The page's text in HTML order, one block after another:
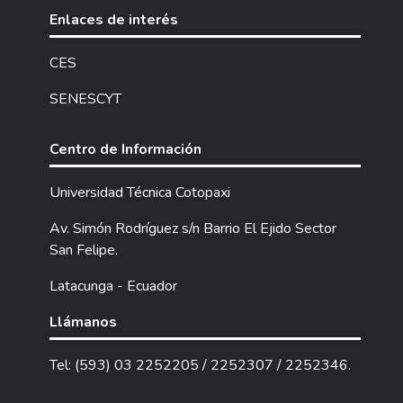
misma, a través del método deductivo, y
una investigación de campo, descriptiva,
para el estudio fue el cuestionario y la
obtenidos permitieron evidenciar que los
trabajadores aspiran en un 100% que
existan incentivos laborales puesto que
eficiente y eficaz sea reconocido. Debido a
ellos se encuentra la procedencia de realizar
incentivos laborales monetarios y no
así proponer un ambiente de trabajo
saludable, óptimo y enriquecedor para
todos los trabajadores, el cual deberá
Enlaces de interés
CES
SENESCYT
Centro de Información
Universidad Técnica Cotopaxi
Av. Simón Rodríguez s/n Barrio El Ejido Sector
San Felipe.
Latacunga - Ecuador
Llámanos
Tel: (593) 03 2252205 / 2252307 / 2252346.